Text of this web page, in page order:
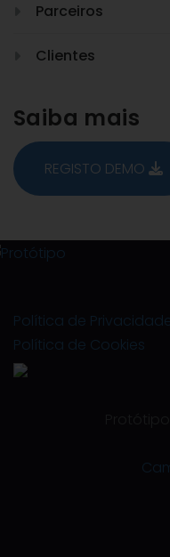
Parceiros
Clientes
Saiba mais
REGISTO DEMO
Política de
Política de Cookies